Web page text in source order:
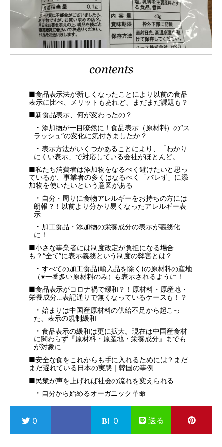
contents
■食品表示法が新しくなったことにより以前の食品
表示に比べ、メリットもあれど、まだまだ課題も？
■新食品表示、何が変わったの？
添加物が一目瞭然に！食品表示（原材料）の“ス
ラッシュ”の変化に気付きましたか？
表示方法がいくつかあることにより、「わかり
にくい表示」で対応している会社がほとんど。
■私たち消費者は添加物をなるべく避けたいと思っ
ているが、事業者の多くはなるべく「バレず」に添
加物を使いたいという意図がある
自分・周りに食物アレルギーをお持ちの方には
朗報？！以前より分かり易くなったアレルギー表
示
加工食品・添加物の栄養成分の表示が義務化
に！
■小さな事業者には制度改定が負担になる場合
も？“全て”に表示義務という制度の弊害とは？
すべての加工食品(輸入品を除く)の原材料の産地
（※一番多い原材料のみ）も表示されるように！
■食品表示がコロナ禍で緩和？！原材料・原産地・
栄養成分…表記通りで無くなっているケースも！？
始まりは中国産原材料の供給不足から起こっ
た、表示の規制緩和
食品表示の緩和は更に拡大。現在は中国産食材
に関わらず『原材料・原産地・栄養成分』までも
が対象に
■安全な食をこれからも手に入れるためには？まだ
まだ遅れている日本の実態｜韓国の事例
■民衆が声を上げれば社会の流れを変えられる
自分から始めるオーガニック革命
0 0 送る